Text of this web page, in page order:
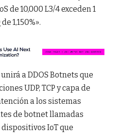
de 10,000 L3/4 exceden 1
1,150%».
a DDOS Botnets que
UDP, TCP y capa de
a los sistemas
de botnet llamadas
IoT que